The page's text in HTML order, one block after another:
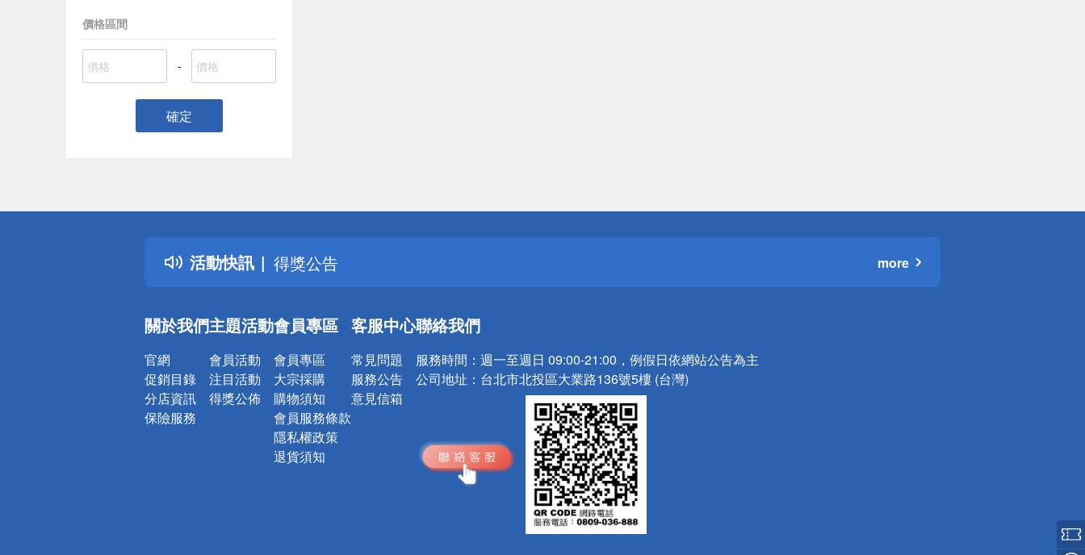
價格區間
-
確定
活動快訊
詐騙網頁！請小心！
得獎公告
熱門話題
銀行優惠
詐騙網頁！請小心！
more
關於我們
官網
促銷目錄
分店資訊
保險服務
主題活動
會員活動
注目活動
得獎公佈
會員專區
會員專區
大宗採購
購物須知
會員服務條款
隱私權政策
退貨須知
客服中心
常見問題
服務公告
意見信箱
聯絡我們
服務時間： 週一至週日 09:00-21:00，例假日依網站公告為主
公司地址： 台北市北投區大業路136號5樓 (台灣)